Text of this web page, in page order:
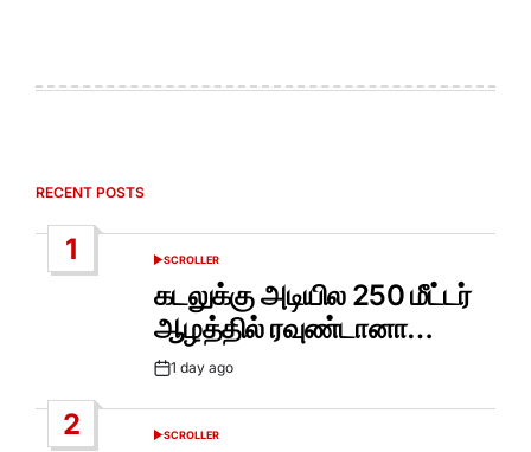
RECENT POSTS
1
POSTED
SCROLLER
கடலுக்கு அடியில 250 மீட்டர்
ஆழத்தில் ரவுண்டானா…
Post1 day ago
2
POSTED
SCROLLER